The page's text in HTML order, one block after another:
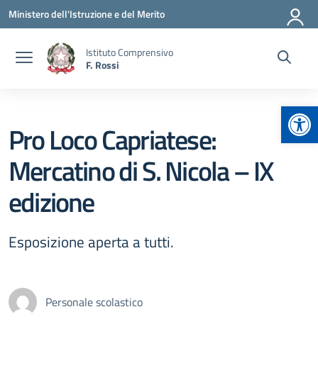
Vai ai contenuti
Vai al menu di navigazione
Vai al footer
Ministero dell'Istruzione e del Merito
Istituto Comprensivo
F. Rossi
Pro Loco Capriatese:
Mercatino di S. Nicola – IX
edizione
Esposizione aperta a tutti.
Personale scolastico